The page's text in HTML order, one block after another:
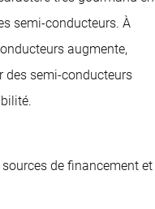
semi-conducteurs. À
augmente,
des semi-conducteurs
de financement et